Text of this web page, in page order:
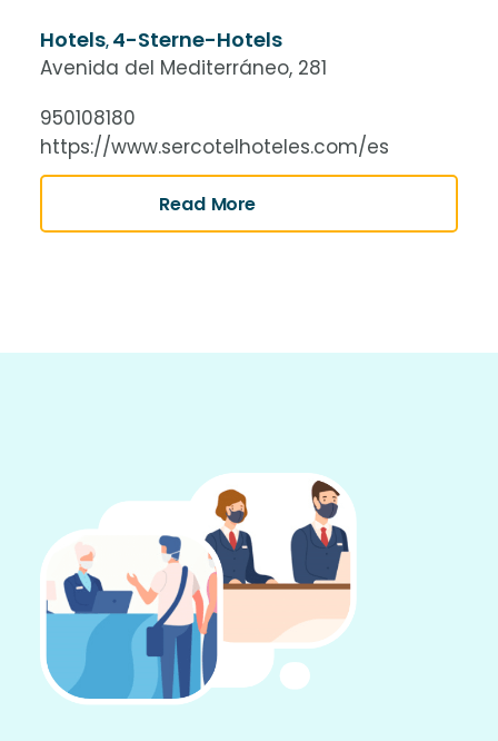
Hotels, 4-Sterne-Hotels
Avenida del Mediterráneo, 281
950108180
https://www.sercotelhoteles.com/es
Read More